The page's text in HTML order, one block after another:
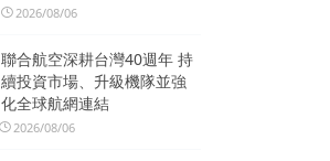
2026/08/06
聯合航空深耕台灣40週年 持
續投資市場、升級機隊並強
化全球航網連結
2026/08/06